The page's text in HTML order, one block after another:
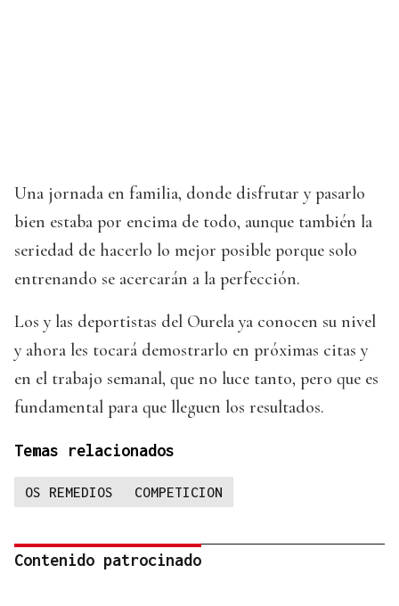
Una jornada en familia, donde disfrutar y pasarlo
bien estaba por encima de todo, aunque también la
seriedad de hacerlo lo mejor posible porque solo
entrenando se acercarán a la perfección.
Los y las deportistas del Ourela ya conocen su nivel
y ahora les tocará demostrarlo en próximas citas y
en el trabajo semanal, que no luce tanto, pero que es
fundamental para que lleguen los resultados.
Temas relacionados
OS REMEDIOS COMPETICION
Contenido patrocinado